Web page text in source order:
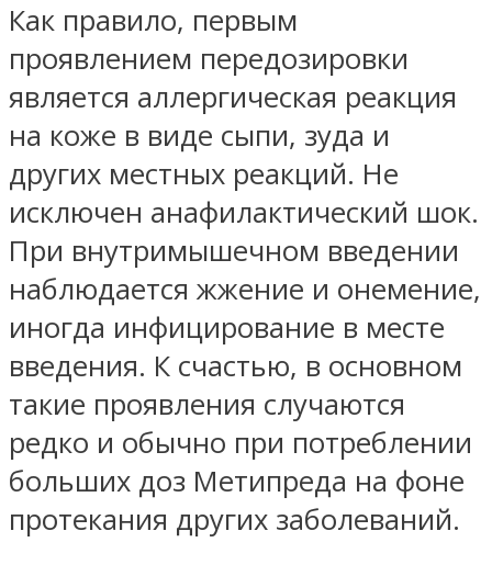
Как правило, первым
проявлением передозировки
является аллергическая реакция
на коже в виде сыпи, зуда и
других местных реакций. Не
исключен анафилактический шок.
При внутримышечном введении
наблюдается жжение и онемение,
иногда инфицирование в месте
введения. К счастью, в основном
такие проявления случаются
редко и обычно при потреблении
больших доз Метипреда на фоне
протекания других заболеваний.